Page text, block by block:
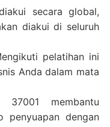
secara global,
diakui di seluruh
pelatihan ini
Anda dalam mata
membantu
penyuapan dengan